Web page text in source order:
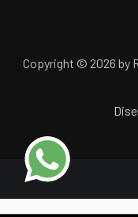
Copyright © 2026 by